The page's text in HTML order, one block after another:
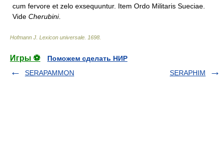
cum fervore et zelo exsequuntur. Item Ordo Militaris Sueciae.
Vide Cherubini.
Hofmann J. Lexicon universale 1698
Игры ⚽
Поможем сделать НИР
SERAPAMMON
SERAPHIM